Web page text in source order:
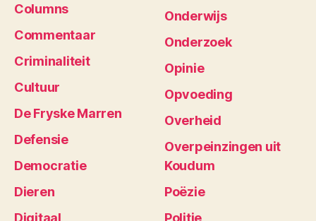
Columns
Commentaar
Criminaliteit
Cultuur
De Fryske Marren
Defensie
Democratie
Dieren
Digitaal
Onderwijs
Onderzoek
Opinie
Opvoeding
Overheid
Overpeinzingen uit
Koudum
Poëzie
Politie